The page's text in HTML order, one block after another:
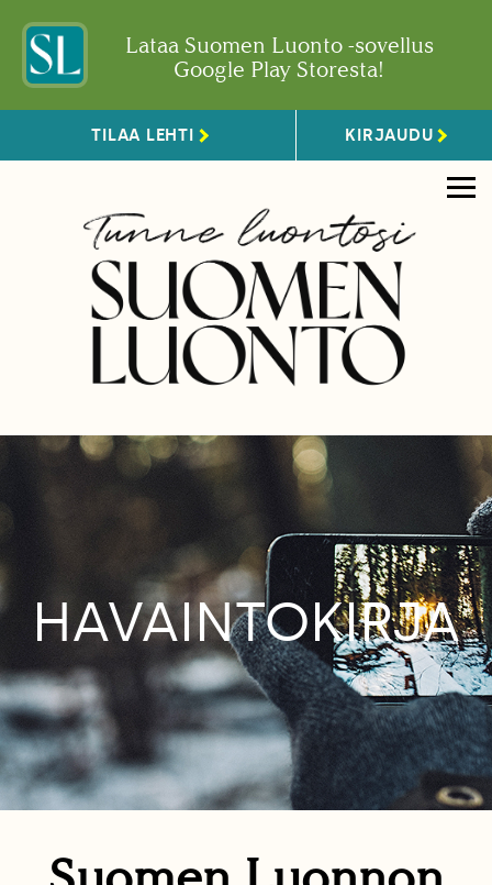
Lataa Suomen Luonto -sovellus
Google Play Storesta!
TILAA LEHTI KIRJAUDU
HAVAINTOKIRJA